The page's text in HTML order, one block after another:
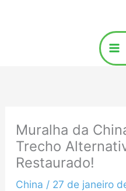
Muralha da
Trecho
Restaurado!
China / 27 de janeiro